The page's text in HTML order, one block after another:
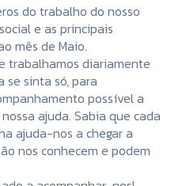
do trabalho do nosso
e as principais
mês de Maio.
trabalhamos diariamente
sinta só, para
possível a
ajuda. Sabia que cada
ajuda-nos a chegar a
nos conhecem e podem